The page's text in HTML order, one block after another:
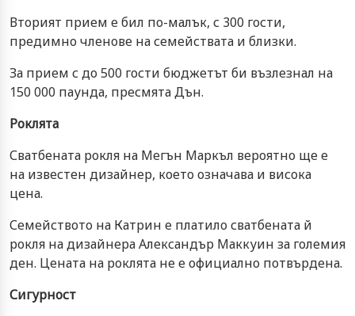
Вторият прием е бил по-малък, с 300 гости,
предимно членове на семействата и близки.
За прием с до 500 гости бюджетът би възлезнал на
150 000 паунда, пресмята Дън.
Роклята
Сватбената рокля на Мегън Маркъл вероятно ще е
на известен дизайнер, което означава и висока
цена.
Семейството на Катрин е платило сватбената й
рокля на дизайнера Александър Маккуин за големия
ден. Цената на роклята не е официално потвърдена.
Сигурност